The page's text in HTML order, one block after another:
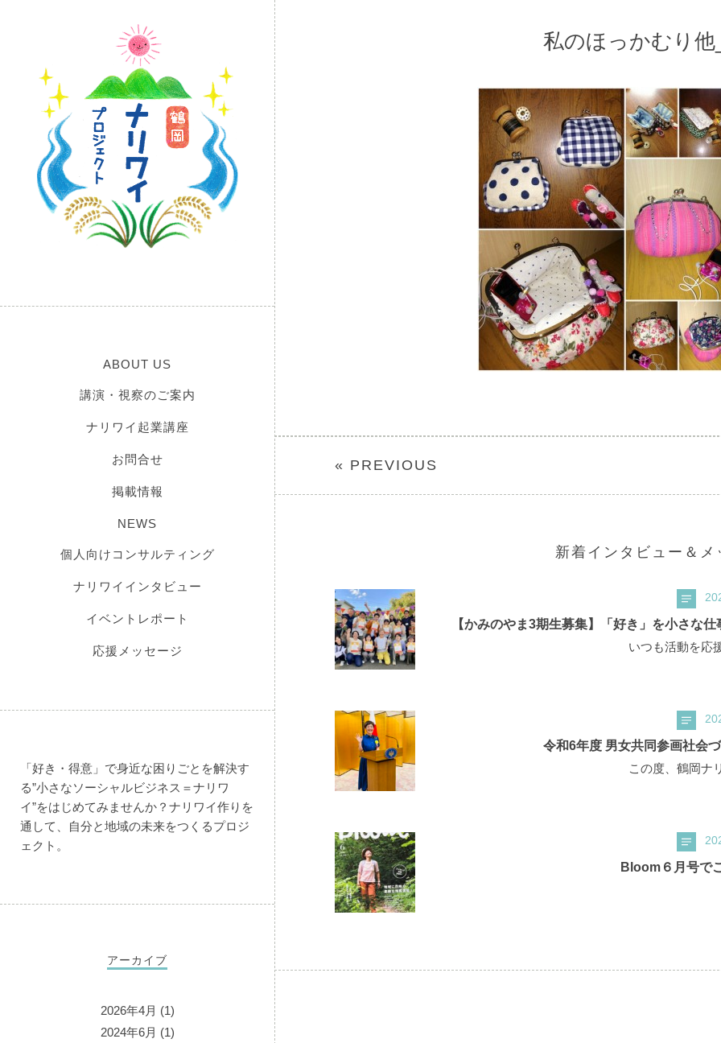
ABOUT US
講演・視察のご案内
ナリワイ起業講座
お問合せ
掲載情報
NEWS
個人向けコンサルティング
ナリワイインタビュー
イベントレポート
応援メッセージ
「好き・得意」で身近な困りごとを解決す
る”小さなソーシャルビジネス＝ナリワ
イ”をはじめてみませんか？ナリワイ作りを
通して、自分と地域の未来をつくるプロジ
ェクト。
アーカイブ
2026年4月 (1)
2024年6月 (1)
私のほっかむり他
« PREVIOUS
新着インタビュー＆メ
【かみのやま3期生募集】「好き」を小さな
いつも活動を応
令和6年度 男女共同参画社会
この度、鶴岡ナ
Bloom６月号で